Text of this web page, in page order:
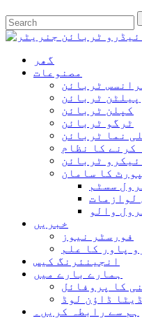
گھر
مصنوعات
ٹربائن
پیلٹن ٹربائن
کپلن ٹربائن
ٹرگو ٹربائن
نما ٹربائن
کرنے کا نظام
ٹربائن
کا سامان
سسٹم
لوازمات
والو
خبریں
فورسٹر نیوز
پاور کا علم
انجینئرنگ کیس
ہمارے بارے میں
کا پروفائل
ڈیٹا ڈاؤن لوڈ
ہم سے رابطہ کریں۔